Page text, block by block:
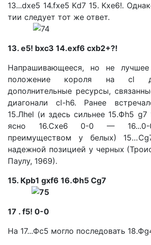
13...dxe5 14.fxe5 Кd7 15. Кxe6!.
тии следует тот же ответ.
13. е5! bхс3 14.exf6 схb2+?!
Напрашивающееся, но не лучшее
положе­ние короля на cl
дополнительные ресурсы,
диагонали cl-h6. Ранее
15.Лhel (и здесь сильнее 15.Фh5
ясно 16.Сxe6 0-0 —
преимуществом у белых)
надежной позицией у черных
Паулу, 1969).
15. Крb1 gxf6 16.Фh5 Сg7
17 . f5! 0-0
На 17...Фс5 могло последо­вать